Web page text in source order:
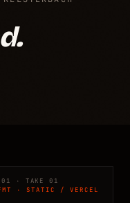
01 · TAKE 01
· STATIC / VERCEL